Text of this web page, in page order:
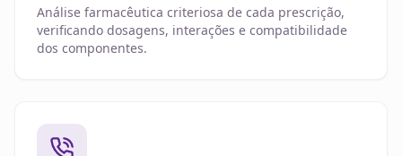
Análise farmacêutica criteriosa de cada prescrição,
verificando dosagens, interações e compatibilidade
dos componentes.